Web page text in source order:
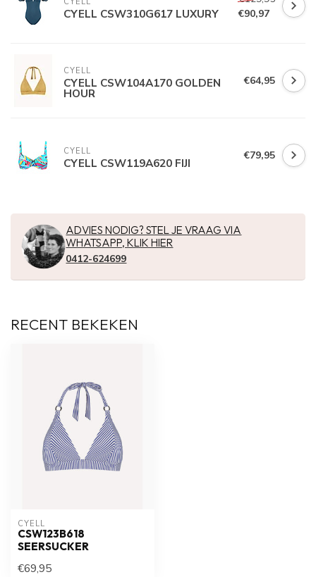
CYELL CSW310G617 LUXURY
€90,97
CYELL
CYELL CSW104A170 GOLDEN
HOUR
€64,95
CYELL
CYELL CSW119A620 FIJI €79,95
ADVIES NODIG? STEL JE VRAAG VIA
WHATSAPP, KLIK HIER
0412-624699
RECENT BEKEKEN
CYELL
CSW123B618
SEERSUCKER
€69,95